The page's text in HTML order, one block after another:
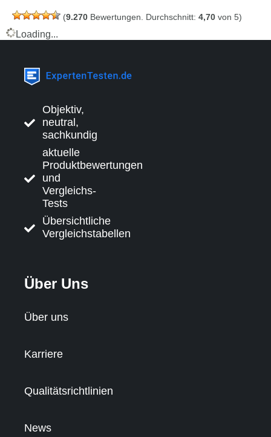
(9.270 Bewertungen. Durchschnitt: 4,70 von 5)
Loading...
Objektiv,
neutral,
sachkundig
aktuelle
Produktbewertungen
und
Vergleichs-
Tests
Übersichtliche
Vergleichstabellen
Über Uns
Über uns
Karriere
Qualitätsrichtlinien
News